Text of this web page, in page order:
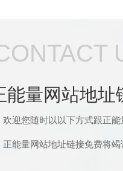
能量网站地址
迎您随时以以下方式跟正
正能量网站地址链接免费将竭